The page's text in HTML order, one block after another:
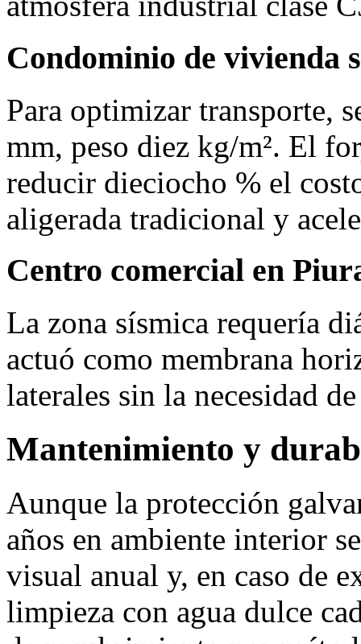
Condominio de vivienda
Para optimizar transporte,
mm, peso diez kg/m². El
reducir dieciocho % el
aligerada tradicional y
Centro comercial en
La zona sísmica requería
actuó como membrana
laterales sin la necesidad
Mantenimiento y
Aunque la protección
años en ambiente interior
visual anual y, en caso de
limpieza con agua dulce